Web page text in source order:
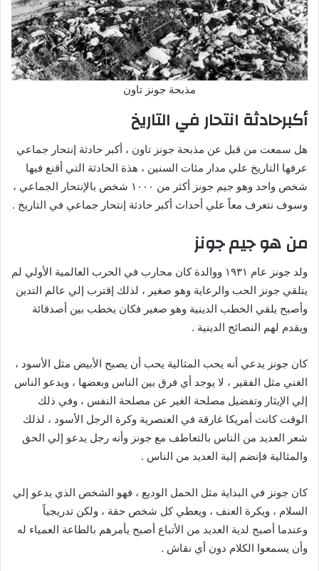
مذبحة جونز تاون
أكبرحادثة انتحار في التاريخ
هل سمعت من قبل عن مذبحة جونز تاون ، أكبر حادثة إنتحار جماعي
عرفها التاريخ علي مدار مئات السنين ، هذة الحادثة التي أقنع فيها
شخص واحد وهو جيم جونز أكثر من ١٠٠٠ شخص بالإنتحار الجماعي ،
وسوف نتعرف معاً علي أحداث أكبر حادثة إنتحار جماعي في التاريخ .
من هو جيم جونز
ولد جونز عام ١٩٣١ ووالدة كان محارب في الحرب العالمية الأولي لم
يتلقي جونز الحب والرعاية وهو صغير ، لذلك إقترب إلي عالم التدين
وأصبح يلقي الخطب الدينية وهو صغير فكان يخطب بين أصدقائة
ويقدم لهم النصائح الدينية .
كان جونز يدعي أنه يحب المثالية يحب أن يصبح الأبيض مثل الأسود ،
الغني مثل الفقير ، لا يوجد أي فرق بين الناس وبعضها ، ويدعو الناس
إلي الإيثار وتفضيل مصلحة الغير عن مصلحة النفس ، وفي ذلك
الوقت كانت أمريكا غارقة في العنصرية وكرة الرجل الأسود ، لذلك
شعر العديد من الناس بالتعاطف مع جونز وأنه رجل يدعو إلي الحق
والمثالية فإنضم إلية العديد من الناس .
كان جونز في البداية مثل الحمل الوديع ، فهو الشخص الذي يدعو إلي
السلام ، ويكرة العنف ، ويعطي كل شخص حقة ، ولكن تدريجياً
وعندما أصبح لدية العديد من الأتباع أصبح يأمرهم بالطاعة العمياء له
وأن يسمعوا الكلام دون أي نقاش .